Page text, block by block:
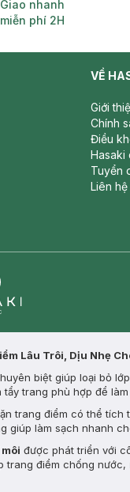
Giao nhanh
miễn phí 2H
VỀ
Giới
Chính
Điều
Hasaki
Tuyển
Liên hệ
Lâu Trôi, Dịu Nhẹ
biệt giúp loại bỏ
trang phù hợp để
trang điểm có thể tích
giúp làm sạch nhanh
được phát triển với
trang điểm chống nước,